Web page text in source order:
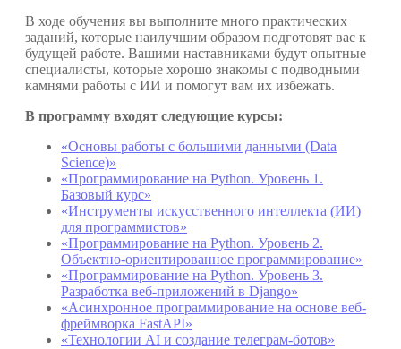
В ходе обучения вы выполните много практических
заданий, которые наилучшим образом подготовят вас к
будущей работе. Вашими наставниками будут опытные
специалисты, которые хорошо знакомы с подводными
камнями работы с ИИ и помогут вам их избежать.
В программу входят следующие курсы:
«Основы работы с большими данными (Data
Science)»
«Программирование на Python. Уровень 1.
Базовый курс»
«Инструменты искусственного интеллекта (ИИ)
для программистов»
«Программирование на Python. Уровень 2.
Объектно-ориентированное программирование»
«Программирование на Python. Уровень 3.
Разработка веб-приложений в Django»
«Асинхронное программирование на основе веб-
фреймворка FastAPI»
«Технологии AI и создание телеграм-ботов»